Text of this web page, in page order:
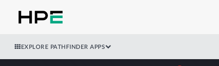
EXPLORE PATHFINDER APPS